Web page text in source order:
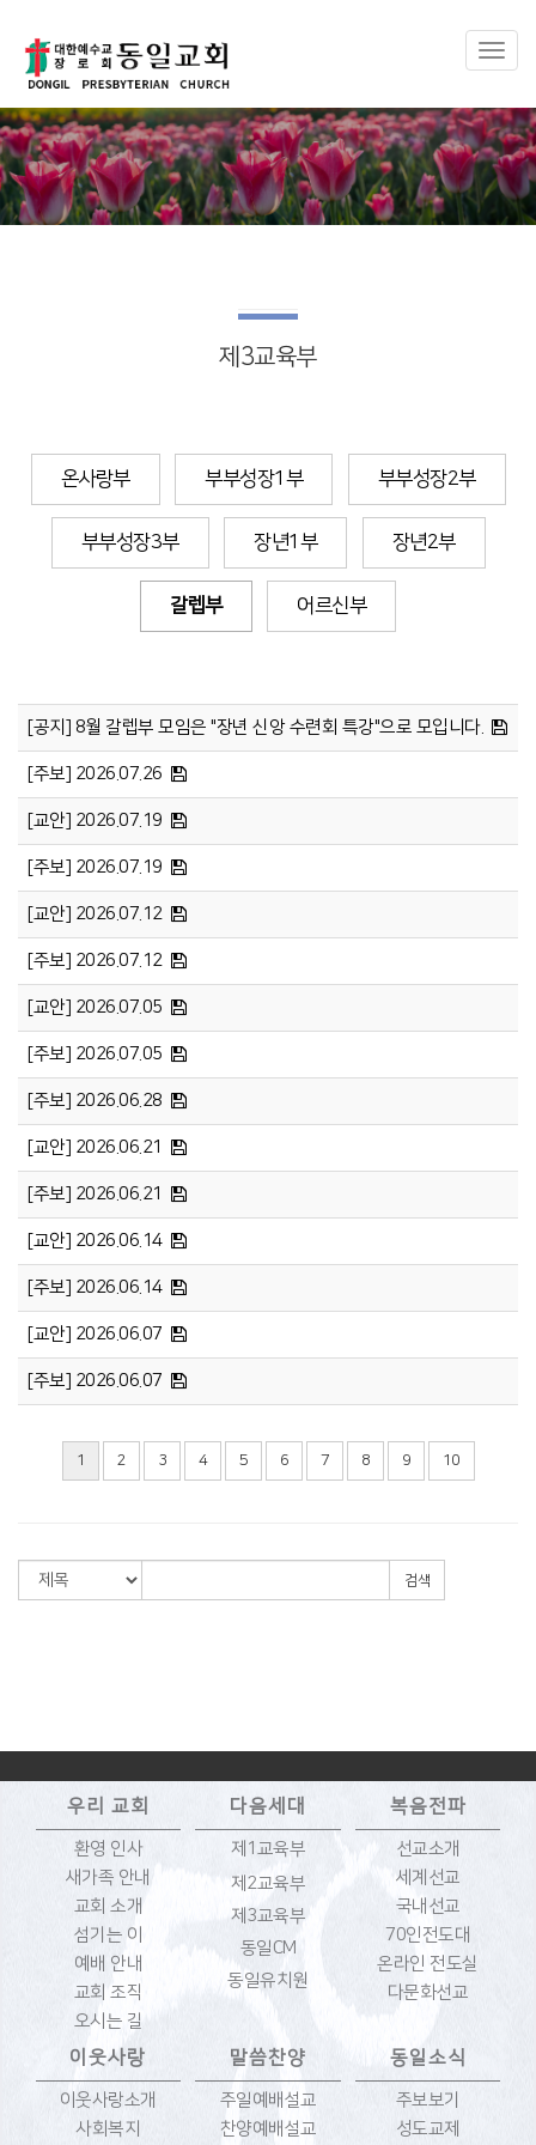
Toggle
제3교육부
온사랑부 부부성장1부 부부성장2부
부부성장3부 장년1부 장년2부
갈렙부 어르신부
[공지] 8월 갈렙부 모임은 "장년 신앙 수련회 특강"으로 모입니다.
[주보] 2026.07.26
[교안] 2026.07.19
[주보] 2026.07.19
[교안] 2026.07.12
[주보] 2026.07.12
[교안] 2026.07.05
[주보] 2026.07.05
[주보] 2026.06.28
[교안] 2026.06.21
[주보] 2026.06.21
[교안] 2026.06.14
[주보] 2026.06.14
[교안] 2026.06.07
[주보] 2026.06.07
1 2 3 4 5 6 7 8 9 10
검색
우리 교회
환영 인사
새가족 안내
교회 소개
섬기는 이
예배 안내
교회 조직
오시는 길
다음세대
제1교육부
제2교육부
제3교육부
동일CM
동일유치원
복음전파
선교소개
세계선교
국내선교
70인전도대
온라인 전도실
다문화선교
이웃사랑
이웃사랑소개
사회복지
말씀찬양
주일예배설교
찬양예배설교
동일소식
주보보기
성도교제